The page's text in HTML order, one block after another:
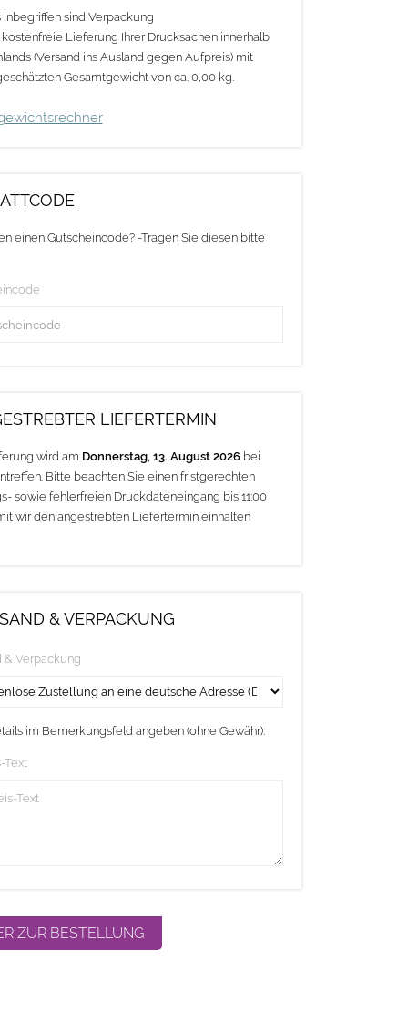
siehe Datenblatt / Dateivorlage
Die PVC-Folie weist eine geringe Ein- und
abgerundete Ecken bzw. Ecken mit einem
inbegriffen sind Verpackung
Lieferung Ihrer Drucksachen innerhalb
(Versand ins Ausland gegen Aufpreis) mit
Gesamtgewicht von ca. 0,00 kg.
einen Gutscheincode? -Tragen Sie diesen bitte
LIEFERTERMIN
wird am Donnerstag, 13. August 2026bei
Bitte beachten Sie einen fristgerechten
sowie fehlerfreien Druckdateneingang bis 11:00
wir den angestrebten Liefertermin einhalten
& VERPACKUNG
& Verpackung
im Bemerkungsfeld angeben (ohne Gewähr):
Text